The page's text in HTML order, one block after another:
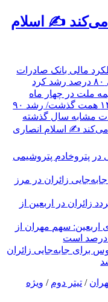
می‌کند ✍️ اسلام
مالی بانک صادرات
ملت در چهار ماه
نخست امسال از ۱۴.۵ همت گذشت/ رشد ۹۰
مشابه سال گذشته
می‌کند ✍️ اسلام انصاری
پتروخادم پتروشیمی
زائران در مرز
تردد زائران در اربعین از
سهم مهران از
برای جابه‌جایی زائران
/ تیتر دوم / ویژه